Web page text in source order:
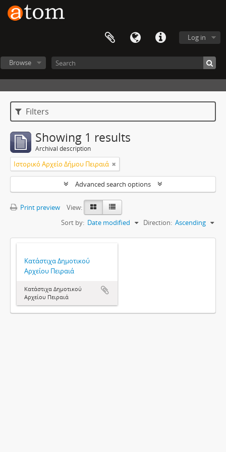
Log in
Browse
Filters
Showing 1 results
Archival description
Ιστορικό Αρχείο Δήμου Πειραιά
Advanced search options
Print preview
View:
Sort by: Date modified Direction: Ascending
Κατάστιχα Δημοτικού
Αρχείου Πειραιά
Κατάστιχα Δημοτικού
Αρχείου Πειραιά